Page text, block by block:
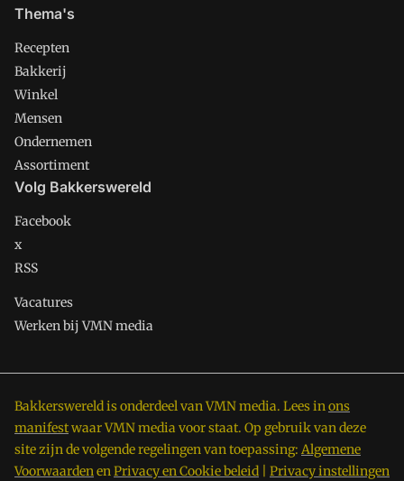
Thema's
Recepten
Bakkerij
Winkel
Mensen
Ondernemen
Assortiment
Volg Bakkerswereld
Facebook
x
RSS
Vacatures
Werken bij VMN media
Bakkerswereld is onderdeel van VMN media. Lees inons
manifestwaar VMN media voor staat. Op gebruik van deze
site zijn de volgende regelingen van toepassing: Algemene
VoorwaardenenPrivacy en Cookie beleid Privacy instellingen